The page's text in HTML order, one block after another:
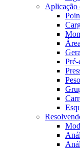
Aplicação